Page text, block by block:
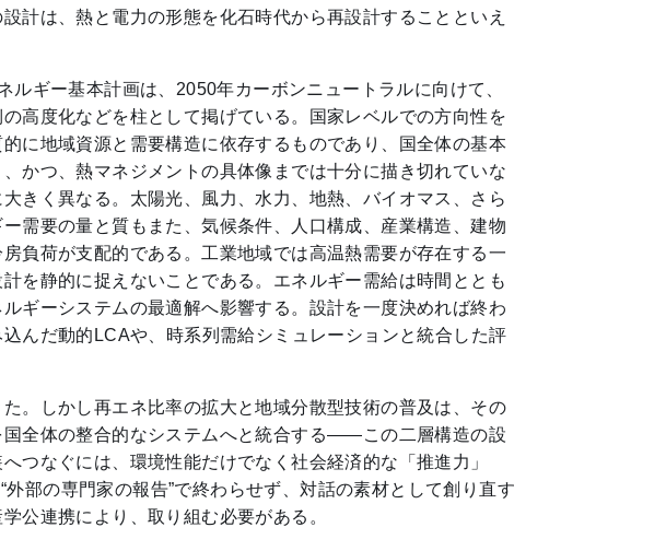
計は、熱と電力の形態を化石時代から再設計することといえ
ギー基本計画は、2050年カーボンニュートラルに向けて、
高度化などを柱として掲げている。国家レベルでの方向性を
に地域資源と需要構造に依存するものであり、国全体の基本
かつ、熱マネジメントの具体像までは十分に描き切れていな
きく異なる。太陽光、風力、水力、地熱、バイオマス、さら
需要の量と質もまた、気候条件、人口構成、産業構造、建物
負荷が支配的である。工業地域では高温熱需要が存在する一
を静的に捉えないことである。エネルギー需給は時間ととも
ギーシステムの最適解へ影響する。設計を一度決めれば終わ
んだ動的LCAや、時系列需給シミュレーションと統合した評
。しかし再エネ比率の拡大と地域分散型技術の普及は、その
全体の整合的なシステムへと統合する――この二層構造の設
つなぐには、環境性能だけでなく社会経済的な「推進力」
部の専門家の報告”で終わらせず、対話の素材として創り直す
公連携により、取り組む必要がある。